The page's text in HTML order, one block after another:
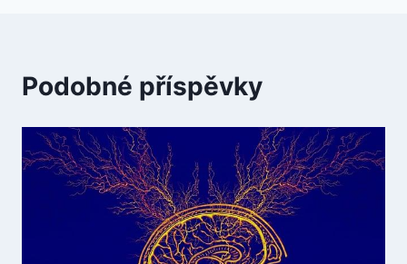
Podobné příspěvky